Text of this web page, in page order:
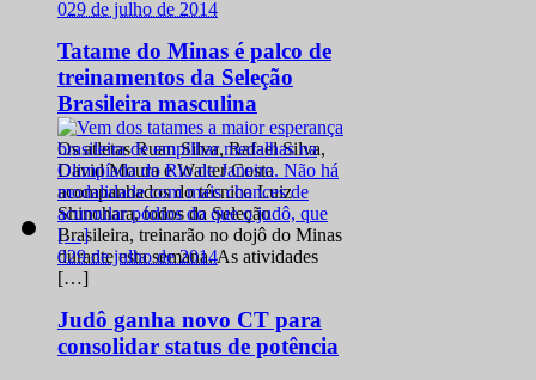
029 de julho de 2014
Tatame do Minas é palco de
treinamentos da Seleção
Brasileira masculina
Os atletas Ruan Silva, Rafael Silva,
David Moura e Walter Costa
acompanhados do técnico Luiz
Shinohara, todos da Seleção
Brasileira, treinarão no dojô do Minas
durante esta semana. As atividades
[…]
029 de julho de 2014
Judô ganha novo CT para
consolidar status de potência